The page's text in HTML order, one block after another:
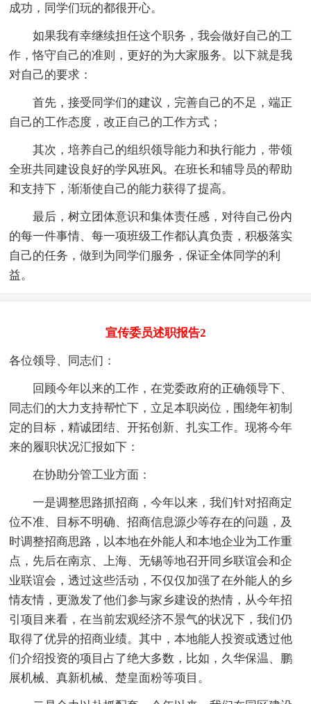
成功，同学们玩的都很开心。
如果我有幸继续担任这个职务，我会做好自己的工
作，恪守自己的准则，更好的为大家服务。以下就是我
对自己的要求：
首先，接受同学们的建议，完善自己的不足，端正
自己的工作态度，改正自己的工作方式；
其次，培养自己的组织领导能力和执行能力，带领
全班共同建设良好的学风班风。在班长和辅导员的帮助
和支持下，渐渐使自己的能力获得了提高。
最后，树立团体意识和集体责任感，对待自己份内
的每一件事情、每一项班级工作都认真负责，积极落实
自己的任务，做到为同学们服务，保证全体同学的利
益。
宣传委员述职报告2
各位领导、同志们：
回顾今年以来的工作，在党委政府的正确领导下、
同志们的大力支持帮忙下，立足本职岗位，围绕年初制
定的目标，精诚团结、开拓创新、扎实工作。现将今年
来的履职状况汇报如下：
在协助分管工业方面：
一是调整思路抓招商，今年以来，我们针对招商定
位不准、目标不明确、招商信息源少等存在的问题，及
时调整招商思路，以本地在外能人和本地企业为工作重
点，先后在南京、上海、无锡等地召开同乡联谊会和企
业联谊会，透过这些活动，不仅仅加强了在外能人的乡
情友情，更激发了他们参与家乡建设的热情，从今年招
引项目来看，在当前宏观经济不景气的状况下，我们仍
取得了优异的招商业绩。其中，本地能人投资或透过他
们介绍投资的项目占了绝大多数，比如，久华保温、鹏
展机械、真新机械、楚皇面粉等项目。